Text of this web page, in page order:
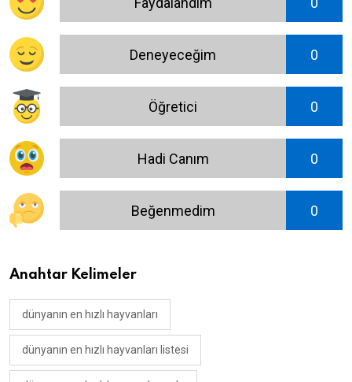
Deneyeceğim 0
Öğretici 0
Hadi Canım 0
Beğenmedim 0
Anahtar Kelimeler
dünyanın en hızlı hayvanları
dünyanın en hızlı hayvanları listesi